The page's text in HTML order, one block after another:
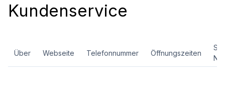
Kundenservice
Über Webseite Telefonnummer Öffnungszeiten